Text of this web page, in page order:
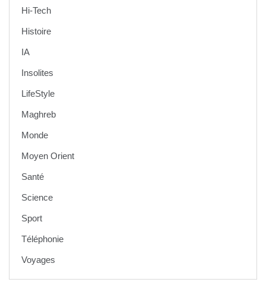
Hi-Tech
Histoire
IA
Insolites
LifeStyle
Maghreb
Monde
Moyen Orient
Santé
Science
Sport
Téléphonie
Voyages